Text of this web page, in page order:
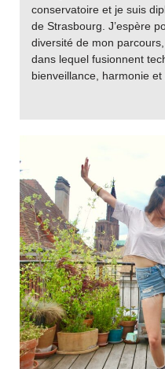
conservatoire et je suis
de Strasbourg. J’espère
diversité de mon
dans lequel fusionnent
bienveillance, harmonie et